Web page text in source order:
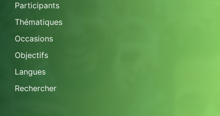
Participants
Thématiques
Occasions
Objectifs
Langues
Rechercher